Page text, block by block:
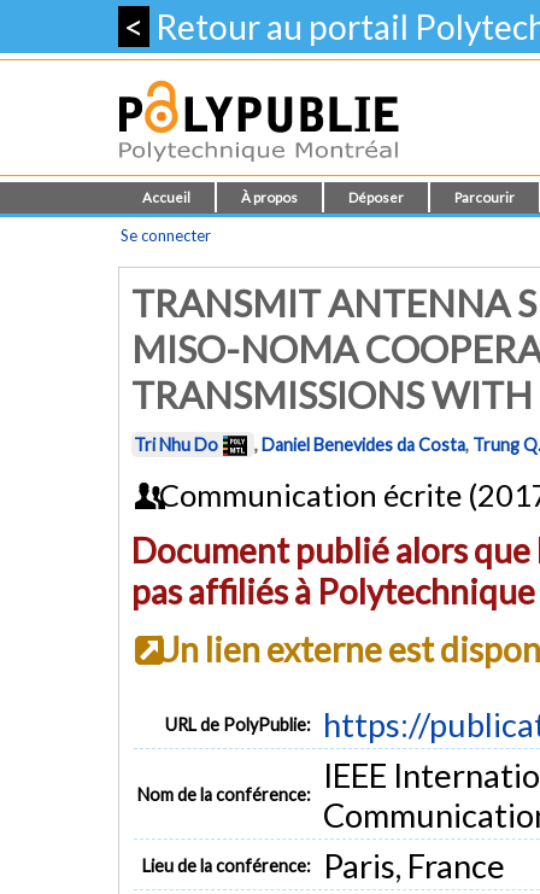
< Retour au portail
Accueil À propos Déposer Parcourir
Se connecter
TRANSMIT ANTENNA
MISO-NOMA
TRANSMISSIONS
Tri Nhu Do ,Daniel Benevides da Costa, Trung
Communication écrite
Document publié alors
pas affiliés à
Un lien externe est
URL de PolyPublie: https://
Nom de la conférence:
IEEE
Lieu de la conférence: Paris, France